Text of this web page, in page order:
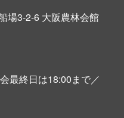
場3-2-6 大阪農林会館
最終日は18:00まで／